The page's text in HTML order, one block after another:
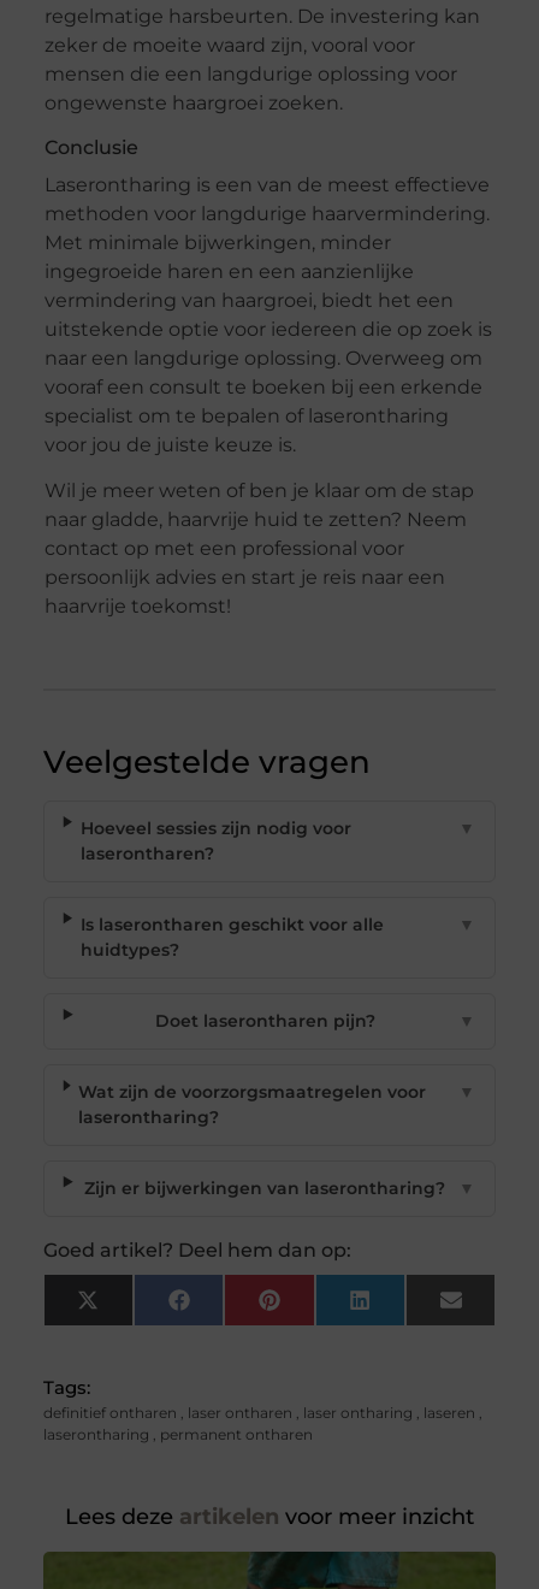
regelmatige harsbeurten. De investering kan
zeker de moeite waard zijn, vooral voor
mensen die een langdurige oplossing voor
ongewenste haargroei zoeken.
Conclusie
Laserontharing is een van de meest effectieve
methoden voor langdurige haarvermindering.
Met minimale bijwerkingen, minder
ingegroeide haren en een aanzienlijke
vermindering van haargroei, biedt het een
uitstekende optie voor iedereen die op zoek is
naar een langdurige oplossing. Overweeg om
vooraf een consult te boeken bij een erkende
specialist om te bepalen of laserontharing
voor jou de juiste keuze is.
Wil je meer weten of ben je klaar om de stap
naar gladde, haarvrije huid te zetten? Neem
contact op met een professional voor
persoonlijk advies en start je reis naar een
haarvrije toekomst!
Veelgestelde vragen
Hoeveel sessies zijn nodig voor
laserontharen?
▼
Is laserontharen geschikt voor alle
huidtypes?
▼
Doet laserontharen pijn? ▼
Wat zijn de voorzorgsmaatregelen voor
laserontharing?
▼
Zijn er bijwerkingen van laserontharing? ▼
Goed artikel? Deel hem dan op:
X
(Twitter)
FacebookPinterest LinkedIn Email
Tags:
definitief ontharen , laser ontharen , laser ontharing , laseren ,
laserontharing , permanent ontharen
Lees deze artikelen voor meer inzicht